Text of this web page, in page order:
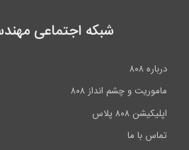
شبکه اجتماعی
درباره ۸۰۸
ماموریت و چشم انداز ۸۰۸
اپلیکیشن ۸۰۸ پلاس
تماس با ما